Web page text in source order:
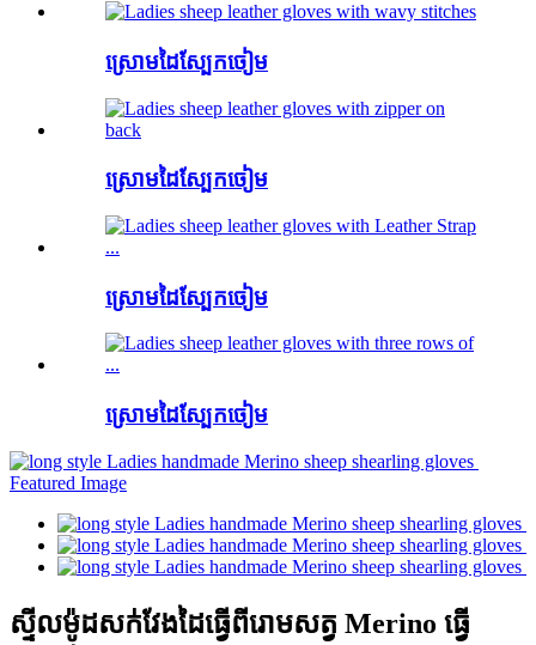
ស្រោមដៃស្បែកចៀម
ស្រោមដៃស្បែកចៀម
ស្រោមដៃស្បែកចៀម
ស្រោមដៃស្បែកចៀម
ស្ទីលម៉ូដសក់វែងដៃធ្វើពីរោមសត្វ Merino ធ្វើ